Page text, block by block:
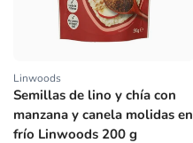
Proveedor:
Linwoods
Semillas de lino y chía con
manzana y canela molidas en
frío Linwoods 200 g